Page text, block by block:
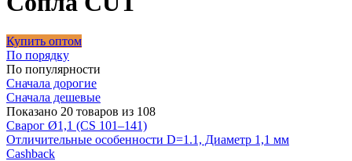
Купить оптом
По порядку
По популярности
Сначала дорогие
Сначала дешевые
Показано 20 товаров из 108
Сварог Ø1,1 (CS 101–141)
Отличительные особенности D=1.1, Диаметр 1,1 мм
Cashback